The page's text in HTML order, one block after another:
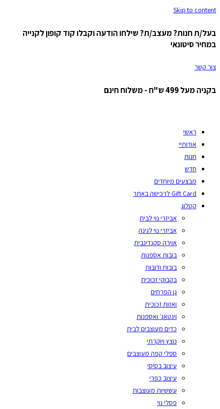
Skip to content
בעל/ת חנות? מעצב/ת? שילחו הודעה וקבלו קוד קופון לקנייה
במחיר סיטונאי
צור קשר
בקניה מעל 499 ש"ח - משלוח חינם
ראשי
אודותיי
חנות
חדש
מבצעים מיוחדים
Gift Card לרכישה באתר
קטלוג
אביזרי נוי לבית
אביזרי נוי לגינה
אוירה סקנדינבית
בובות אספנות
בובות ודובות
בקבוקי זכוכית
גן הפרחים
ואזות זכוכית
וינטאג' ואספנות
כדים מעוצבים לבית
נוצץ ויוקרתי
ספלי קפה מעוצבים
עיצוב בסיסי
עיצוב כפרי
עששיות מעוצבות
פסלי נוי